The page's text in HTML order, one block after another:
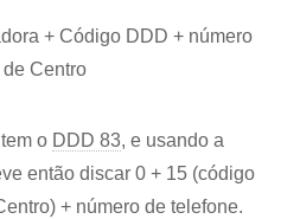
+ Código DDD + número
Centro
o DDD 83, e usando a
então discar 0 + 15 (código
+ número de telefone.